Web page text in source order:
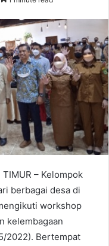
TIMUR – Kelompok
berbagai desa di
workshop
kelembagaan
2022). Bertempat